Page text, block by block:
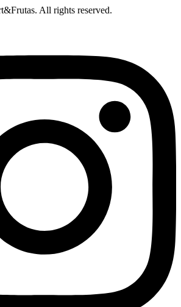
All rights reserved.